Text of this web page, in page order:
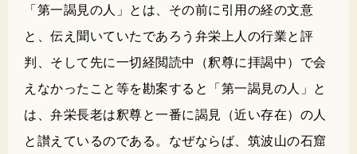
「第一謁見の人」とは、その前に引用の経の文意
と、伝え聞いていたであろう弁栄上人の行業と評
判、そして先に一切経閲読中（釈尊に拝謁中）で会
えなかったこと等を勘案すると「第一謁見の人」と
は、弁栄長老は釈尊と一番に謁見（近い存在）の人
と讃えているのである。なぜならば、筑波山の石窟